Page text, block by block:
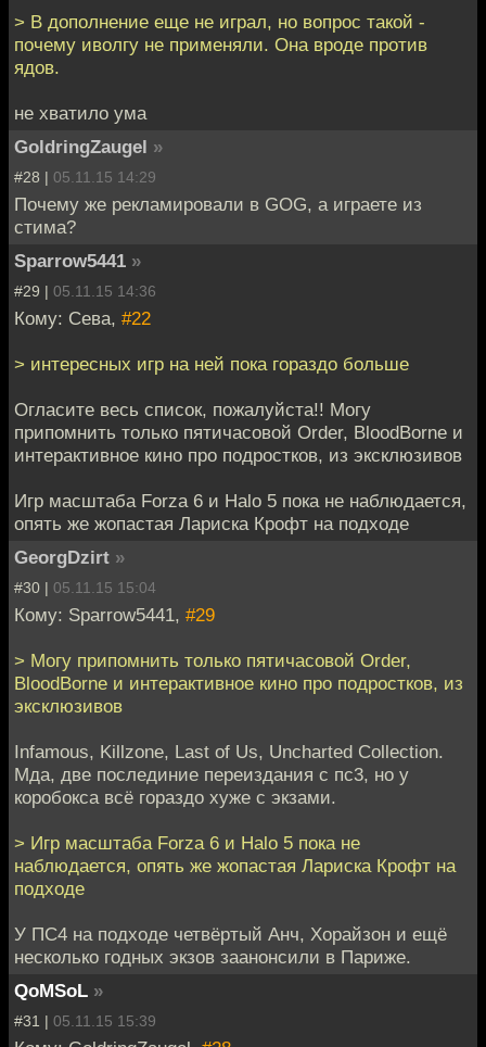
> В дополнение еще не играл, но вопрос такой -
почему иволгу не применяли. Она вроде против
ядов.
не хватило ума
GoldringZaugel »
#28 | 05.11.15 14:29
Почему же рекламировали в GOG, а играете из
стима?
Sparrow5441 »
#29 | 05.11.15 14:36
Кому: Сева, #22
> интересных игр на ней пока гораздо больше
Огласите весь список, пожалуйста!! Могу
припомнить только пятичасовой Order, BloodBorne и
интерактивное кино про подростков, из эксклюзивов
Игр масштаба Forza 6 и Halo 5 пока не наблюдается,
опять же жопастая Лариска Крофт на подходе
GeorgDzirt »
#30 | 05.11.15 15:04
Кому: Sparrow5441, #29
> Могу припомнить только пятичасовой Order,
BloodBorne и интерактивное кино про подростков, из
эксклюзивов
Infamous, Killzone, Last of Us, Uncharted Collection.
Мда, две послединие переиздания с пс3, но у
коробокса всё гораздо хуже с экзами.
> Игр масштаба Forza 6 и Halo 5 пока не
наблюдается, опять же жопастая Лариска Крофт на
подходе
У ПС4 на подходе четвёртый Анч, Хорайзон и ещё
несколько годных экзов заанонсили в Париже.
QoMSoL »
#31 | 05.11.15 15:39